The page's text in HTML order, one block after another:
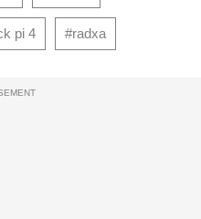
pi 4 #radxa